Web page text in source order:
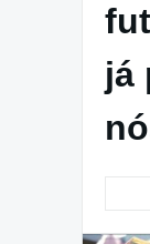
já